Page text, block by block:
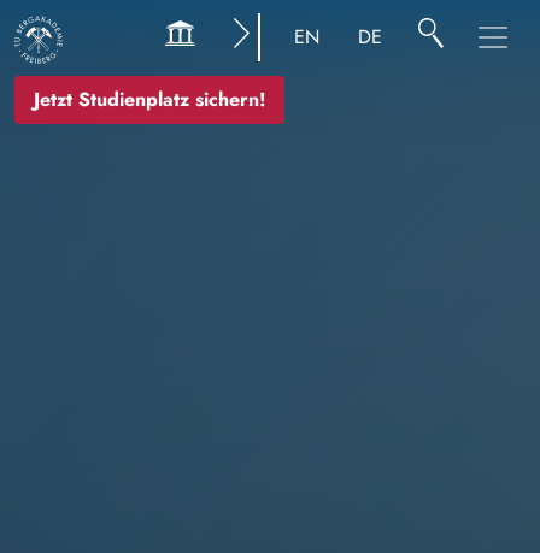
Jetzt Studienplatz sichern!
EN DE
Bild